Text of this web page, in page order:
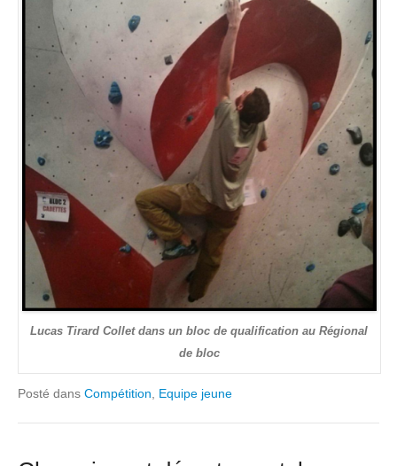
Lucas Tirard Collet dans un bloc de qualification au Régional
de bloc
Posté dans Compétition Equipe jeune